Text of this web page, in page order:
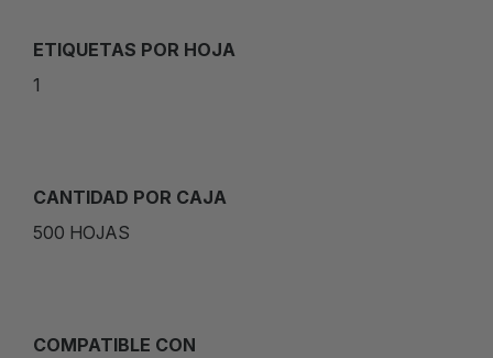
ETIQUETAS POR HOJA
1
CANTIDAD POR CAJA
500 HOJAS
COMPATIBLE CON